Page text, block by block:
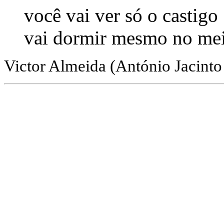
você vai ver só o castigo
vai dormir mesmo no
Victor Almeida (António